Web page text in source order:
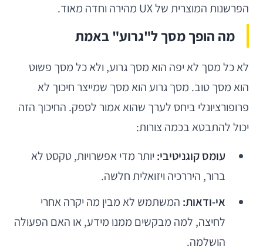
הפרשנות המוצרית של UX מהירה וחדה מאוד.
מה הופך מסך ל"גרוע" באמת
לא כל מסך לא יפה הוא מסך גרוע, ולא כל מסך פשוט
הוא מסך טוב. מסך גרוע הוא מסך שמייצר חיכוך לא
פרופורציונלי ביחס לערך שהוא אמור לספק. החיכוך הזה
יכול להתבטא בכמה צורות:
עומס קוגניטיבי: יותר מדי אפשרויות, טקסט לא
ברור, היררכיה ויזואלית חלשה.
אי-ודאות: המשתמש לא מבין מה יקרה אחרי
לחיצה, למה מבקשים ממנו מידע, או האם הפעולה
הושלמה.